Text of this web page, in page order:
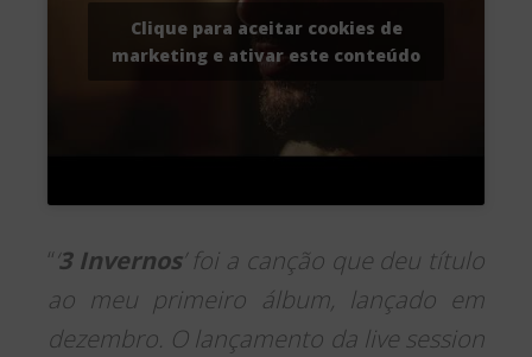
Clique para aceitar cookies de
marketing e ativar este conteúdo
“3 Invernos’ foi a canção que deu título
ao meu primeiro álbum, lançado em
dezembro. O lançamento da live session